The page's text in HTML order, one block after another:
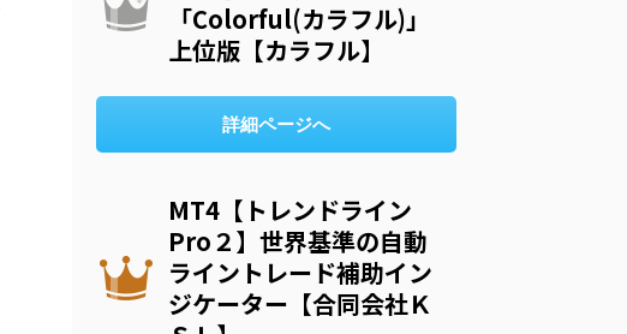
「Colorful(カラフル)」
上位版【カラフル】
詳細ページへ
MT4【トレンドライン
Pro２】世界基準の自動
ライントレード補助イン
ジケーター【合同会社Ｋ